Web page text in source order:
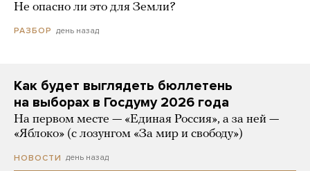
Не опасно ли это для Земли?
РАЗБОР день назад
Как будет выглядеть бюллетень
на выборах в Госдуму 2026 года
На первом месте — «Единая Россия», а за ней —
«Яблоко» (с лозунгом «За мир и свободу»)
НОВОСТИ день назад